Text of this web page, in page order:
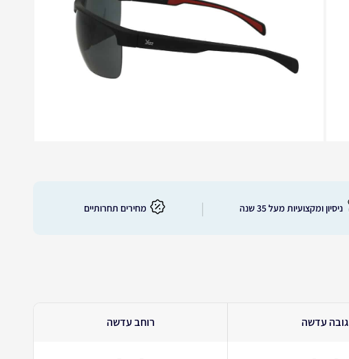
מחירים תחרותיים | ניסיון ומקצועיות מעל 35 שנה
גובה עדשה רוחב עדשה